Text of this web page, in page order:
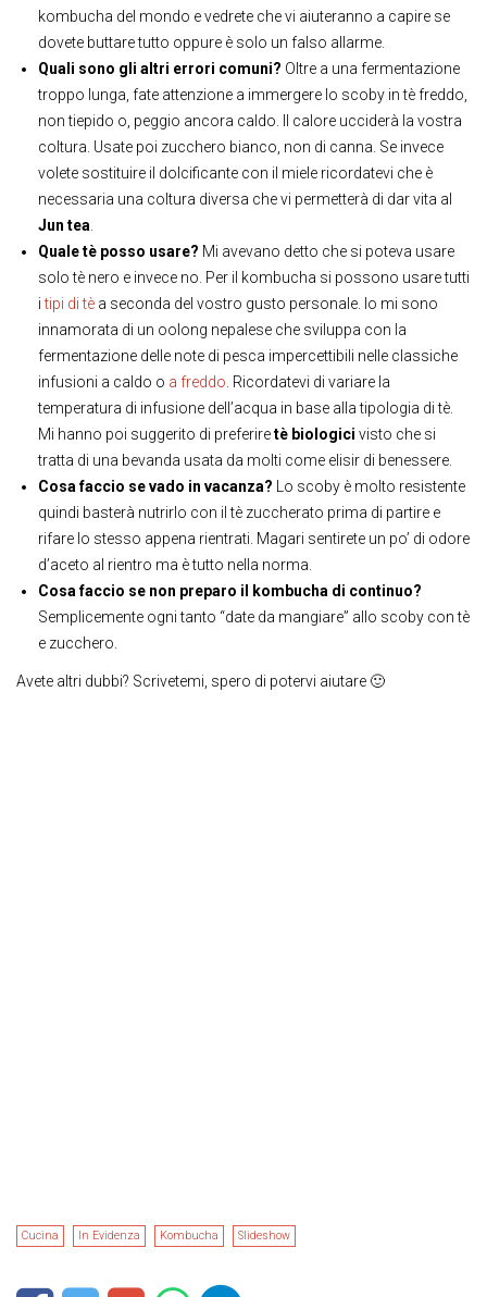
kombucha del mondo e vedrete che vi aiuteranno a capire se
dovete buttare tutto oppure è solo un falso allarme.
Quali sono gli altri errori comuni? Oltre a una fermentazione
troppo lunga, fate attenzione a immergere lo scoby in tè freddo,
non tiepido o, peggio ancora caldo. Il calore ucciderà la vostra
coltura. Usate poi zucchero bianco, non di canna. Se invece
volete sostituire il dolcificante con il miele ricordatevi che è
necessaria una coltura diversa che vi permetterà di dar vita al
Jun tea
Quale tè posso usare? Mi avevano detto che si poteva usare
solo tè nero e invece no. Per il kombucha si possono usare tutti
itipi di tè a seconda del vostro gusto personale. Io mi sono
innamorata di un oolong nepalese che sviluppa con la
fermentazione delle note di pesca impercettibili nelle classiche
infusioni a caldo o a freddo . Ricordatevi di variare la
temperatura di infusione dell’acqua in base alla tipologia di tè.
Mi hanno poi suggerito di preferiretè biologici visto che si
tratta di una bevanda usata da molti come elisir di benessere.
Cosa faccio se vado in vacanza? Lo scoby è molto resistente
quindi basterà nutrirlo con il tè zuccherato prima di partire e
rifare lo stesso appena rientrati. Magari sentirete un po’ di odore
d’aceto al rientro ma è tutto nella norma.
Cosa faccio se non preparo il kombucha di continuo?
Semplicemente ogni tanto “date da mangiare” allo scoby con tè
e zucchero.
Avete altri dubbi? Scrivetemi, spero di potervi aiutare 🙂
Cucina In Evidenza Kombucha Slideshow